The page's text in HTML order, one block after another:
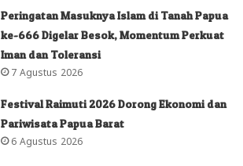
Peringatan Masuknya Islam di Tanah Papua
ke-666 Digelar Besok, Momentum Perkuat
Iman dan Toleransi
7 Agustus 2026
Festival Raimuti 2026 Dorong Ekonomi dan
Pariwisata Papua Barat
6 Agustus 2026